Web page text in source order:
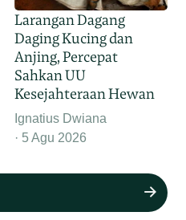
Larangan Dagang
Daging Kucing dan
Anjing, Percepat
Sahkan UU
Kesejahteraan Hewan
Ignatius Dwiana
5 Agu 2026